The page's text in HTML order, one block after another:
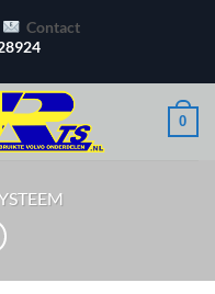
Contact
0